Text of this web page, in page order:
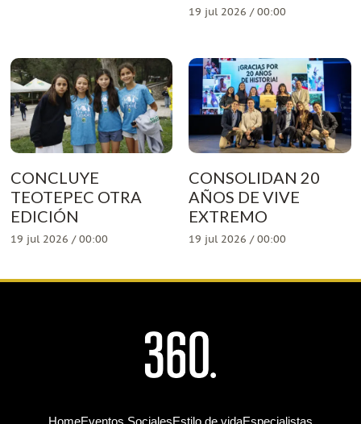
19 jul 2026 / 00:00
CONCLUYE
TEOTEPEC OTRA
EDICIÓN
19 jul 2026 / 00:00
CONSOLIDAN 20
AÑOS DE VIVE
EXTREMO
19 jul 2026 / 00:00
HomeEventos SocialesEstilo de vidaEspecialistas